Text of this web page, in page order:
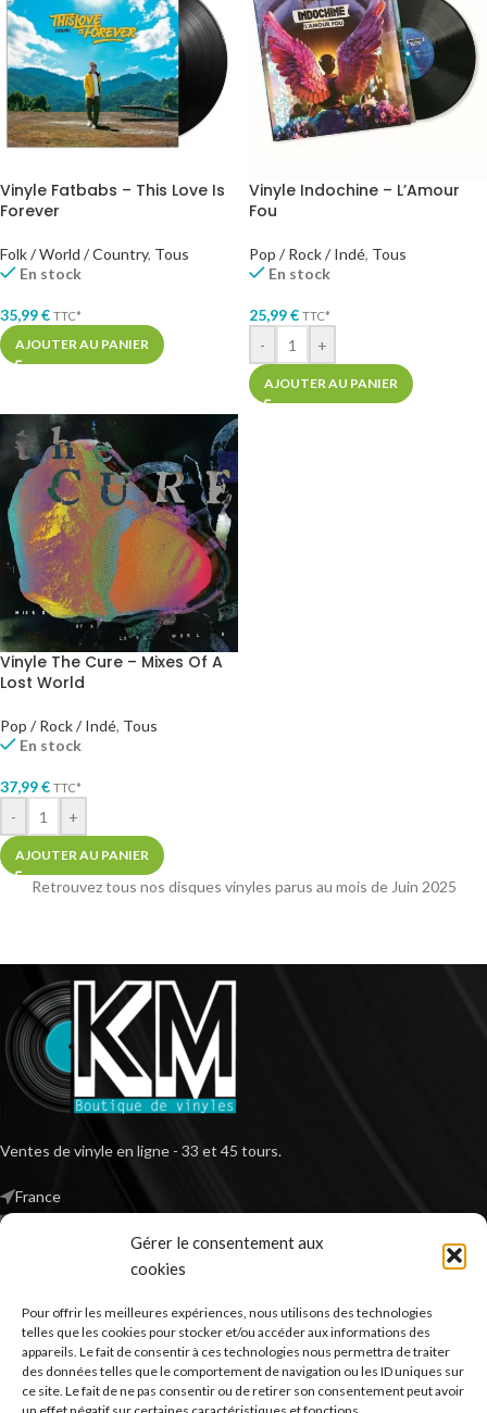
Gérer le consentement aux
cookies
Pour offrir les meilleures expériences, nous utilisons des technologies
telles que les cookies pour stocker et/ou accéder aux informations des
appareils. Le fait de consentir à ces technologies nous permettra de traiter
des données telles que le comportement de navigation ou les ID uniques sur
ce site. Le fait de ne pas consentir ou de retirer son consentement peut avoir
Vinyle Fatbabs – This Love Is
Forever
Folk / World / Country, Tous
En stock
35,99€ TTC*
AJOUTER AU PANIER
Vinyle Indochine – L’Amour
Fou
Pop / Rock / Indé, Tous
En stock
25,99€ TTC*
- +
AJOUTER AU PANIER
Vinyle The Cure – Mixes Of A
Lost World
Pop / Rock / Indé, Tous
En stock
37,99€ TTC*
- +
AJOUTER AU PANIER
Retrouvez tous nos disques vinyles parus au mois de Juin 2025
Ventes de vinyle en ligne - 33 et 45 tours.
France
*TVA non applicable – article 293 B du CGI